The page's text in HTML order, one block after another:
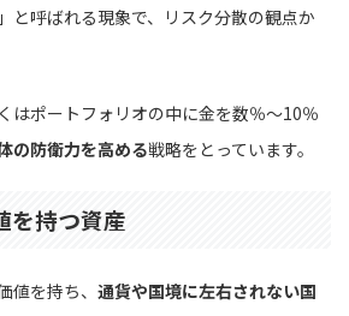
」と呼ばれる現象で、リスク分散の観点か
はポートフォリオの中に金を数％〜10％
の防衛力を高める戦略をとっています。
を持つ資産
を持ち、 通貨や国境に左右されない国